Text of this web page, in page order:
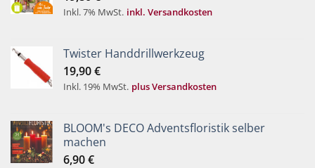
Inkl. 7% MwSt. inkl. Versandkosten
Twister Handdrillwerkzeug
19,90€
Inkl. 19% MwSt. plus Versandkosten
BLOOM's DECO Adventsfloristik selber
machen
6,90€